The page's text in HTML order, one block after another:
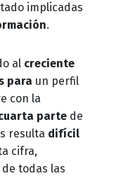
implicadas
.
al creciente
para un perfil
con la
parte de
resulta difícil
cifra,
de todas las